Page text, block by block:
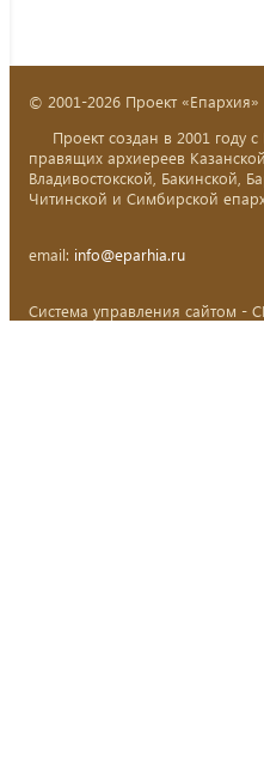
© 2001-2026 Проект «Епархия»
Проект создан в 2001 году с
правящих архиереев
Владивостокской, Бакинской,
Читинской и Симбирской
email: info@eparhia.ru
Система управления сайтом -